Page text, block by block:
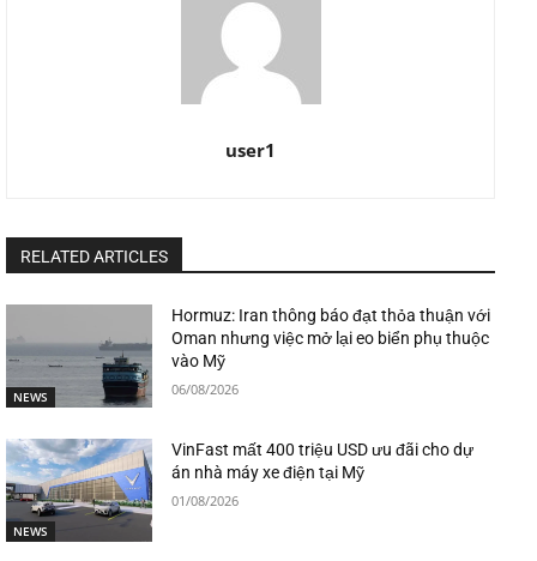
user1
RELATED ARTICLES
NEWS
Hormuz: Iran thông báo đạt thỏa thuận với
Oman nhưng việc mở lại eo biển phụ thuộc
vào Mỹ
06/08/2026
NEWS
VinFast mất 400 triệu USD ưu đãi cho dự
án nhà máy xe điện tại Mỹ
01/08/2026